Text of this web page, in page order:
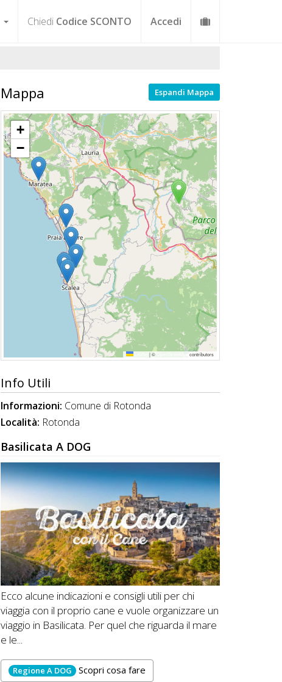
Chiedi Codice SCONTO Accedi
Mappa Espandi Mappa
+
−
|© contributors
Info Utili
Informazioni: Comune di Rotonda
Località: Rotonda
Basilicata A DOG
Ecco alcune indicazioni e consigli utili per chi
viaggia con il proprio cane e vuole organizzare un
viaggio in Basilicata. Per quel che riguarda il mare
e le...
Regione A DOG Scopri cosa fare